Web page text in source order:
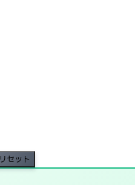
リセット